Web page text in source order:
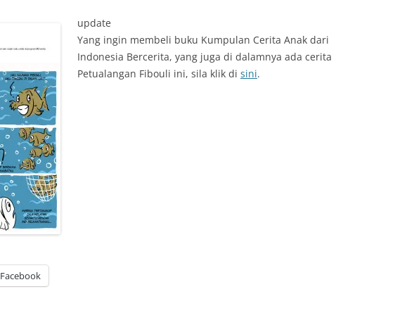
update
Yang ingin membeli buku Kumpulan Cerita Anak dari
Indonesia Bercerita, yang juga di dalamnya ada cerita
Petualangan Fibouli ini, sila klik di sini.
Facebook